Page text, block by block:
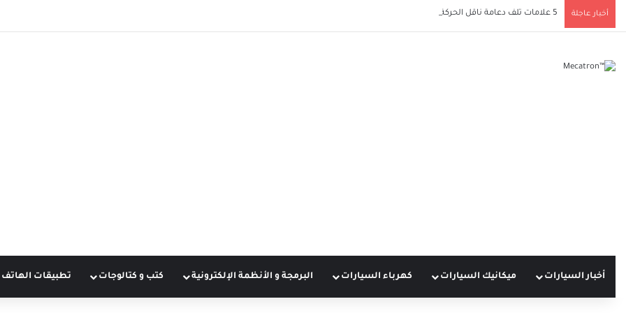
أخبار عاجلة 5 علامات تلف دعامة ناقل الحركة يجب ألا تتجاهلها لحماية سيارتك
أخبار السيارات ميكانيك السيارات كهرباء السيارات البرمجة و الأنظمة الإلكترونية كتب و كتالوجات تطبيقات الهاتف